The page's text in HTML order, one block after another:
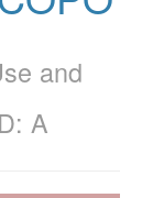
and
A